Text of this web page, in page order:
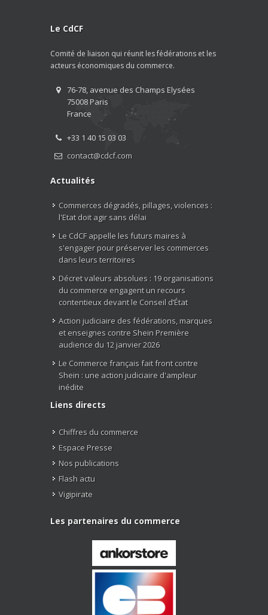
Le CdCF
Comité de liaison qui réunit les fédérations et les
acteurs économiques du commerce.
76-78, avenue des Champs Elysées
75008 Paris
France
+33 1 40 15 03 03
contact@cdcf.com
Actualités
Commerces dégradés, pillages, violences :
l'Etat doit agir sans délai
Le CdCF appelle les futurs maires à
s'engager pour préserver les commerces
dans leurs territoires
Décret valeurs absolues : 19 organisations
du commerce engagent un recours
contentieux devant le Conseil d’État
Action judiciaire des fédérations, marques
et enseignes contre Shein Première
audience du 12 janvier 2026
Le Commerce français fait front contre
Shein : une action judiciaire d'ampleur
inédite
Liens directs
Chiffres du commerce
Espace Presse
Nos publications
Flash actu
Vigipirate
Les partenaires du commerce